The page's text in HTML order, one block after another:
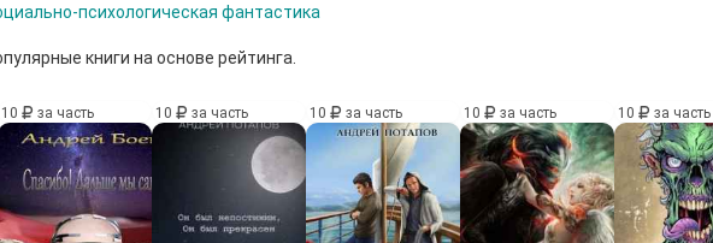
психологическая фантастика
книги на основе рейтинга.
10 за часть 10 за часть 10 за часть 10 за часть 10 за часть